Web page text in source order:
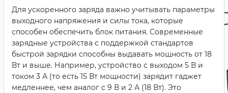
Для ускоренного заряда важно учитывать параметры
выходного напряжения и силы тока, которые
способен обеспечить блок питания. Современные
зарядные устройства с поддержкой стандартов
быстрой зарядки способны выдавать мощность от 18
Вт и выше. Например, устройство с выходом 5 В и
током 3 А (то есть 15 Вт мощности) зарядит гаджет
медленнее, чем аналог с 9 В и 2 А (18 Вт). Это